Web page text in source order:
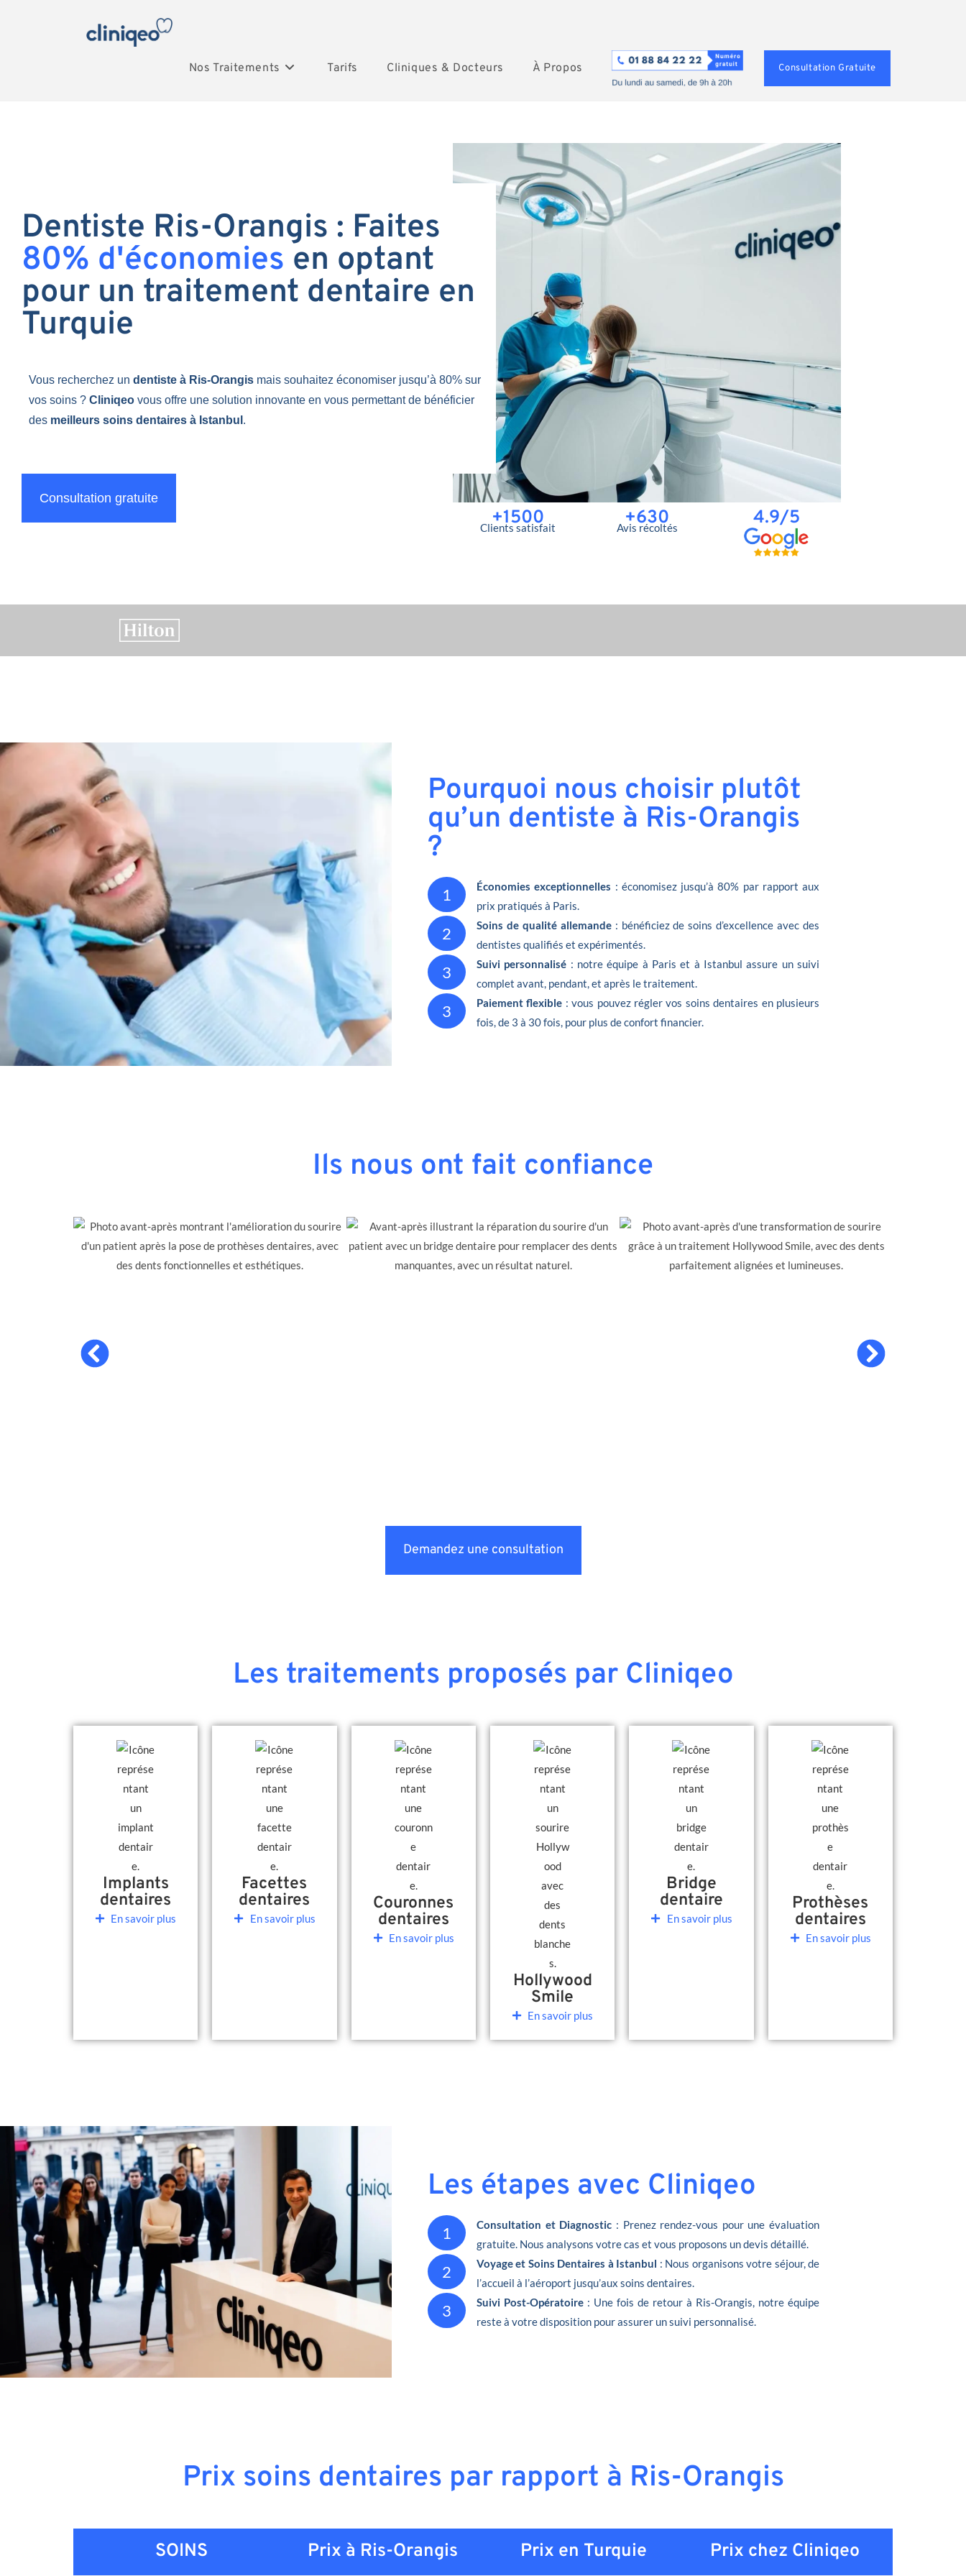
Nos Traitements Tarifs Cliniques & Docteurs À Propos Consultation Gratuite
Dentiste Ris-Orangis : Faites
80% d'économies en optant
pour un traitement dentaire en
Turquie
Vous recherchez un dentiste à Ris-Orangis mais souhaitez économiser jusqu’à 80% sur
vos soins ? Cliniqeo vous offre une solution innovante en vous permettant de bénéficier
des meilleurs soins dentaires à Istanbul .
Consultation gratuite
+1500
Clients satisfait +630
Avis récoltés 4.9/5
Pourquoi nous choisir plutôt
qu’un dentiste à Ris-Orangis
?
1 Économies exceptionnelles : économisez jusqu’à 80% par rapport aux
prix pratiqués à Paris.
2 Soins de qualité allemande: bénéficiez de soins d’excellence avec des
dentistes qualifiés et expérimentés.
3 Suivi personnalisé : notre équipe à Paris et à Istanbul assure un suivi
complet avant, pendant, et après le traitement.
3 Paiement flexible : vous pouvez régler vos soins dentaires en plusieurs
fois, de 3 à 30 fois, pour plus de confort financier.
Ils nous ont fait confiance
Demandez une consultation
Les traitements proposés par Cliniqeo
Implants
dentaires
En savoir plus
Facettes
dentaires
En savoir plus
Couronnes
dentaires
En savoir plus
Hollywood
Smile
En savoir plus
Bridge
dentaire
En savoir plus
Prothèses
dentaires
En savoir plus
Les étapes avec Cliniqeo
1 Consultation et Diagnostic : Prenez rendez-vous pour une évaluation
gratuite. Nous analysons votre cas et vous proposons un devis détaillé.
2 Voyage et Soins Dentaires à Istanbul : Nous organisons votre séjour, de
l’accueil à l’aéroport jusqu’aux soins dentaires.
3 Suivi Post-Opératoire : Une fois de retour à Ris-Orangis, notre équipe
reste à votre disposition pour assurer un suivi personnalisé.
Prix soins dentaires par rapport à Ris-Orangis
SOINS Prix à Ris-Orangis Prix en Turquie Prix chez Cliniqeo